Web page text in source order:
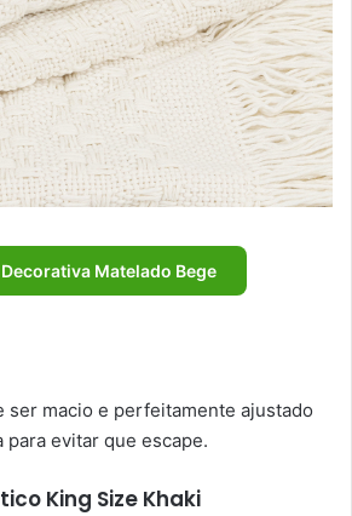
Matelado Bege
ser macio e perfeitamente ajustado
para evitar que escape.
King Size Khaki